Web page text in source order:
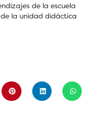
de la escuela
la unidad didáctica